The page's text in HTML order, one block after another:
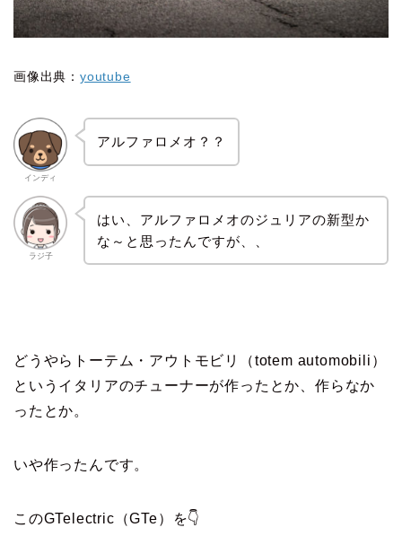
画像出典： youtube
インディ
アルファロメオ？？
ラジ子
はい、アルファロメオのジュリアの新型か
な～と思ったんですが、、
どうやらトーテム・アウトモビリ（totem automobili）
というイタリアのチューナーが作ったとか、作らなか
ったとか。
いや作ったんです。
このGTelectric（GTe）を👇